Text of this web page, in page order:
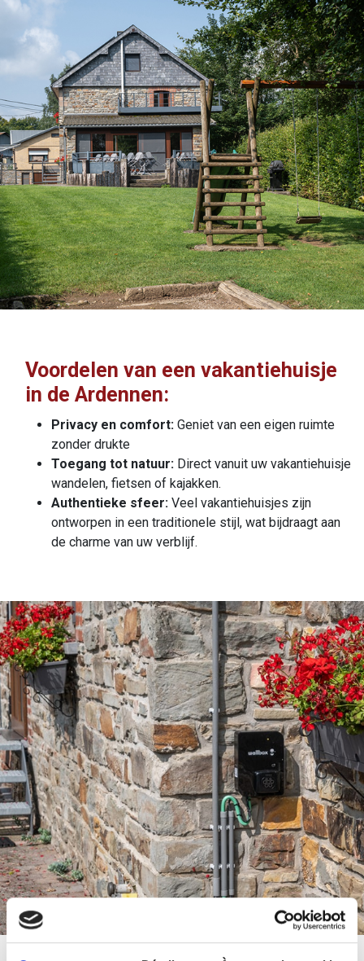
Voordelen van een vakantiehuisje
in de Ardennen:
Privacy en comfort: Geniet van een eigen ruimte
zonder drukte
Toegang tot natuur: Direct vanuit uw vakantiehuisje
wandelen, fietsen of kajakken.
Authentieke sfeer: Veel vakantiehuisjes zijn
ontworpen in een traditionele stijl, wat bijdraagt aan
de charme van uw verblijf.